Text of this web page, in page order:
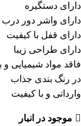
دارای دستگیره
دارای واشر دور درب
دارای قفل با کیفیت
دارای طراحی زیبا
فاقد مواد شیمیایی و
در رنگ بندی جذاب
وارداتی و با کیفیت
موجود در انبار